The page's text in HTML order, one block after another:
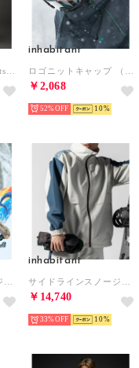
inhabitant
￥2,068
52% 10
inhabitant
￥14,740
33% 10